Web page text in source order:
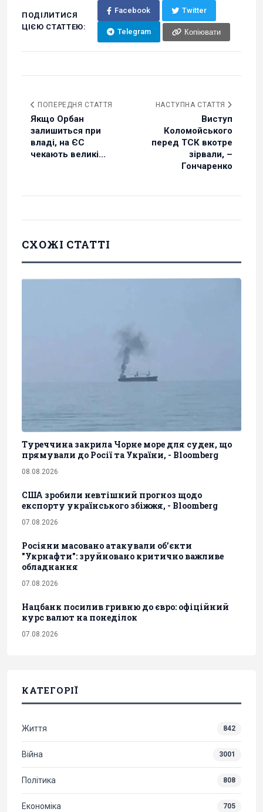
ПОДІЛИТИСЯ
ЦІЄЮ СТАТТЕЮ:
Facebook Twitter
Telegram Копіювати
ПОПЕРЕДНЯ СТАТТЯ
Якщо Орбан
залишиться при
владі, на ЄС
чекають великі...
НАСТУПНА СТАТТЯ
Виступ
Коломойського
перед ТСК вкотре
зірвали, –
Гончаренко
СХОЖІ СТАТТІ
Туреччина закрила Чорне море для суден, що
прямували до Росії та України, - Bloomberg
08.08.2026
США зробили невтішний прогноз щодо
експорту українського збіжжя, - Bloomberg
07.08.2026
Росіяни масовано атакували обʼєкти
"Укрнафти": зруйновано критично важливе
обладнання
07.08.2026
Нацбанк посилив гривню до євро: офіційний
курс валют на понеділок
07.08.2026
КАТЕГОРІЇ
Життя 842
Війна 3001
Політика 808
Економіка 705